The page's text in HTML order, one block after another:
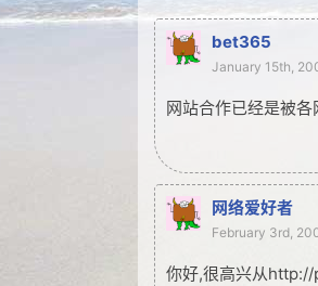
bet365
January 15th,
网站合作已经是被
网络爱好者
February 3rd,
你好,很高兴从